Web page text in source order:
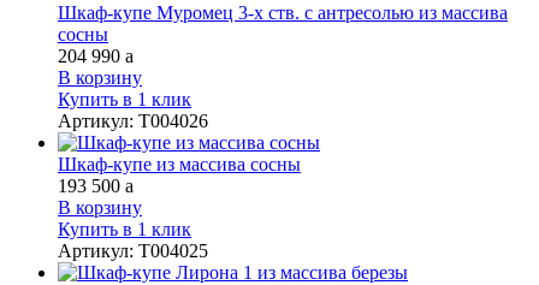
Шкаф-купе Муромец 3-х ств. с антресолью из массива
сосны
204 990 a
В корзину
Купить в 1 клик
Артикул: Т004026
Шкаф-купе из массива сосны
193 500 a
В корзину
Купить в 1 клик
Артикул: Т004025